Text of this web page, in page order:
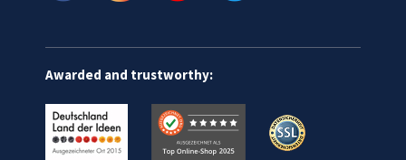
Awarded and trustworthy: